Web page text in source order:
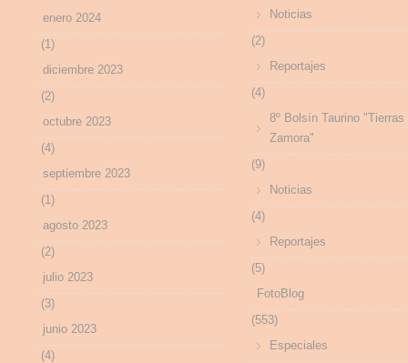
enero 2024
(1)
diciembre 2023
(2)
octubre 2023
(4)
septiembre 2023
(1)
agosto 2023
(2)
julio 2023
(3)
junio 2023
(4)
Noticias
(2)
Reportajes
(4)
8º Bolsín Taurino "Tierras
Zamora"
(9)
Noticias
(4)
Reportajes
(5)
FotoBlog
(553)
Especiales